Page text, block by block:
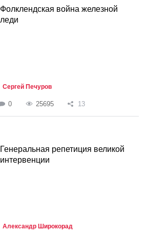
Фолклендская война железной
леди
Сергей Печуров
0 25695 13
Генеральная репетиция великой
интервенции
Александр Широкорад